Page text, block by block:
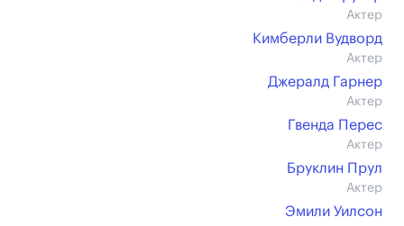
Актер
Кимберли Вудворд
Актер
Джералд Гарнер
Актер
Гвенда Перес
Актер
Бруклин Прул
Актер
Эмили Уилсон